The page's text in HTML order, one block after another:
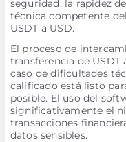
seguridad, la rapidez
técnica competente
USDT a USD.
El proceso de
transferencia de USDT
caso de dificultades
calificado está listo
posible. El uso del
significativamente el
transacciones
datos sensibles.